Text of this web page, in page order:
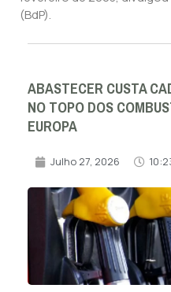
(BdP).
ABASTECER CUSTA
NO TOPO DOS
EUROPA
Julho 27, 2026